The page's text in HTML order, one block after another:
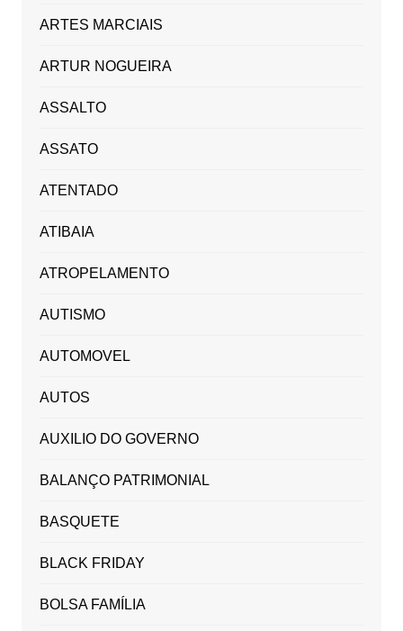
ARTES MARCIAIS
ARTUR NOGUEIRA
ASSALTO
ASSATO
ATENTADO
ATIBAIA
ATROPELAMENTO
AUTISMO
AUTOMOVEL
AUTOS
AUXILIO DO GOVERNO
BALANÇO PATRIMONIAL
BASQUETE
BLACK FRIDAY
BOLSA FAMÍLIA